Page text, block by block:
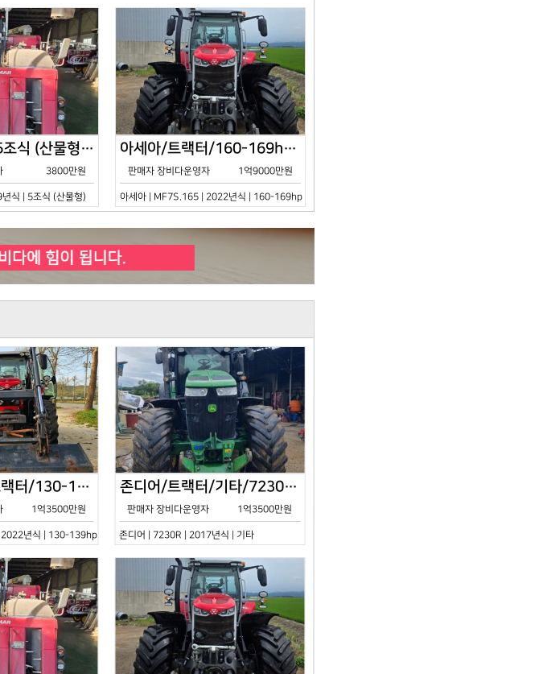
얀마/콤바인/5조식 (산물형)/YH5101/2019년식
3800만원
식 | 5조식 (산물형)
아세아/트랙터/160-169hp/MF7S.165/2023년식
판매자 장비다운영자 1억9000만원
아세아 | MF7S.165 | 2022년식 | 160-169hp
MF 트랙터/트랙터/130-139hp/6713 S/2022년식
1억3500만원
2022년식 | 130-139hp
존디어/트랙터/기타/7230R/2017년식
판매자 장비다운영자 1억3500만원
존디어 | 7230R | 2017년식 | 기타